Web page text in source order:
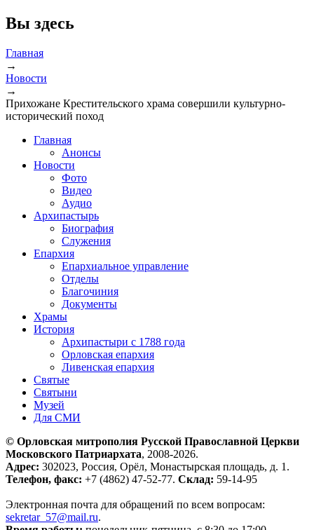
Вы здесь
Главная
→
Новости
→
Прихожане Крестительского храма совершили культурно-
исторический поход
Главная
Анонсы
Новости
Фото
Видео
Аудио
Архипастырь
Биография
Служения
Епархия
Епархиальное управление
Отделы
Благочиния
Документы
Храмы
История
Архипастыри с 1788 года
Орловская епархия
Ливенская епархия
Святые
Святыни
Музей
Для СМИ
© Орловская митрополия Русской Православной Церкви
Московского Патриархата, 2008-2026.
Адрес: 302023, Россия, Орёл, Монастырская площадь, д. 1.
Телефон, факс: +7 (4862) 47-52-77. Склад: 59-14-95
Электронная почта для обращений по всем вопросам:
sekretar_57@mail.ru.